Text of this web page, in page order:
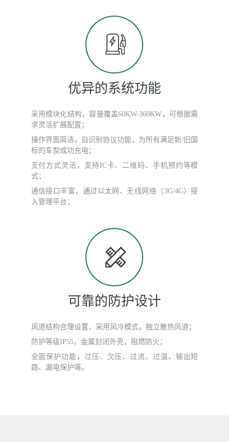
优异的系统功能
采用模块化结构，容量覆盖60KW-360KW，可根据需
求灵活扩展配置；
操作界面简洁，自识别协议功能，为所有满足新/旧国
标的车型成功充电；
支付方式灵活，支持IC卡、二维码、手机预约等模
式；
通信接口丰富，通过以太网、无线网络（3G/4G）接
入管理平台；
可靠的防护设计
风道结构合理设置，采用风冷模式，独立散热风道；
防护等级IP55，金属封闭外壳，阻燃防火；
全面保护功能，过压、欠压、过流、过温、输出短
路、漏电保护等。